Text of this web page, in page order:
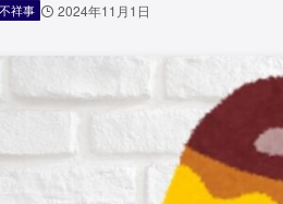
祥事 2024年11月1日